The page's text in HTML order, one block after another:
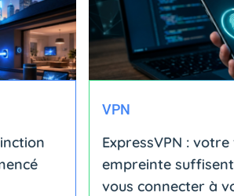
VPN
ExpressVPN :
empreinte
vous connecter à